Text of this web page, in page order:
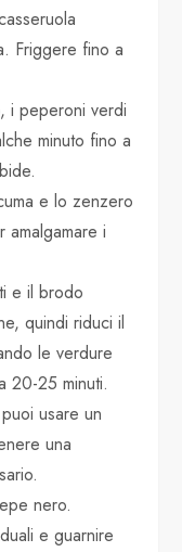
Friggere fino a
i peperoni verdi
minuto fino a
e lo zenzero
i
e il brodo
quindi riduci il
le verdure
20-25 minuti.
usare un
una
nero.
e guarnire